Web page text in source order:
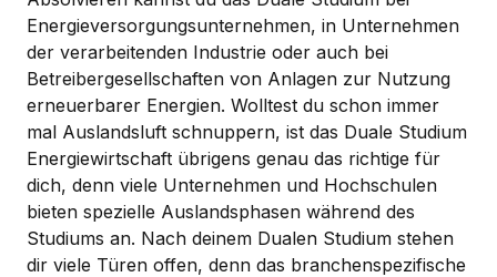
Energieversorgungsunternehmen, in Unternehmen
der verarbeitenden Industrie oder auch bei
Betreibergesellschaften von Anlagen zur Nutzung
erneuerbarer Energien. Wolltest du schon immer
mal Auslandsluft schnuppern, ist das Duale Studium
Energiewirtschaft übrigens genau das richtige für
dich, denn viele Unternehmen und Hochschulen
bieten spezielle Auslandsphasen während des
Studiums an. Nach deinem Dualen Studium stehen
dir viele Türen offen, denn das branchenspezifische